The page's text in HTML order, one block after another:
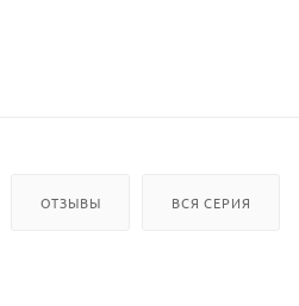
ОТЗЫВЫ ВСЯ СЕРИЯ